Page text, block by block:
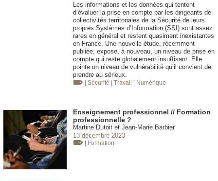
Les informations et les données qui tentent
d’évaluer la prise en compte par les dirigeants de
collectivités territoriales de la Sécurité de leurs
propres Systèmes d’Information (SSI) sont assez
rares en général et restent quasiment inexistantes
en France. Une nouvelle étude, récemment
publiée, expose, à nouveau, un niveau de prise en
compte qui reste globalement insuffisant. Elle
pointe un niveau de vulnérabilité qu’il convient de
prendre au sérieux.
| Sécurité | Travail | Numérique
Enseignement professionnel // Formation
professionnelle ?
Martine Dutoit et Jean-Marie Barbier
13 décembre 2023
| Formation